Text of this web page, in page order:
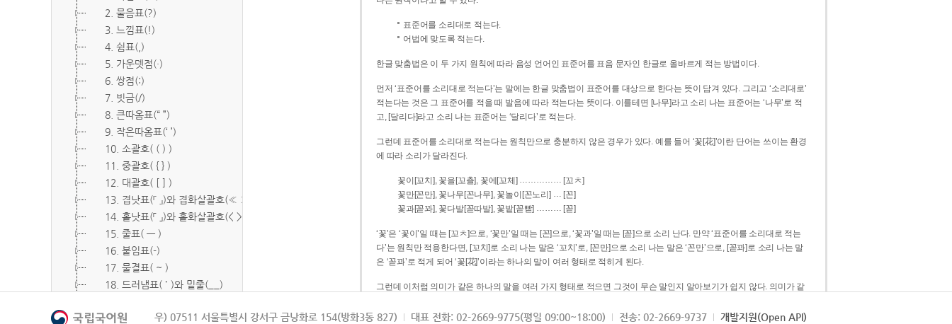
2. 물음표(?)
3. 느낌표(!)
4. 쉼표(,)
5. 가운뎃점(·)
6. 쌍점(:)
7. 빗금(/)
8. 큰따옴표(“ ”)
9. 작은따옴표(‘ ’)
10. 소괄호( ( ) )
11. 중괄호( { } )
12. 대괄호( [ ] )
13. 겹낫표(『 』)와 겹화살괄호(≪ ≫)
14. 홑낫표(「 」)와 홑화살괄호(< >)
15. 줄표( ― )
16. 붙임표(-)
17. 물결표( ~ )
18. 드러냄표( ˙ )와 밑줄(__)
20. 빠짐표( □ )
표준어를 소리대로 적는다.
어법에 맞도록 적는다.
한글 맞춤법은 이 두 가지 원칙에 따라 음성 언어인 표준어를 표음 문자인 한글로 올바르게 적는 방법이다.
먼저 ‘표준어를 소리대로 적는다’는 말에는 한글 맞춤법이 표준어를 대상으로 한다는 뜻이 담겨 있다. 그리고 ‘소리대로’
적는다는 것은 그 표준어를 적을 때 발음에 따라 적는다는 뜻이다. 이를테면 [나무]라고 소리 나는 표준어는 ‘나무’로 적
고, [달리다]라고 소리 나는 표준어는 ‘달리다’로 적는다.
그런데 표준어를 소리대로 적는다는 원칙만으로 충분하지 않은 경우가 있다. 예를 들어 ‘꽃[花]’이란 단어는 쓰이는 환경
에 따라 소리가 달라진다.
꽃이[꼬치], 꽃을[꼬츨], 꽃에[꼬체] …………… [꼬ㅊ]
꽃만[꼰만], 꽃나무[꼰나무], 꽃놀이[꼰노리] … [꼰]
꽃과[꼳꽈], 꽃다발[꼳따발], 꽃밭[꼳빧] ……… [꼳]
‘꽃’은 ‘꽃이’일 때는 [꼬ㅊ]으로, ‘꽃만’일 때는 [꼰]으로, ‘꽃과’일 때는 [꼳]으로 소리 난다. 만약 ‘표준어를 소리대로 적는
다’는 원칙만 적용한다면, [꼬치]로 소리 나는 말은 ‘꼬치’로, [꼰만]으로 소리 나는 말은 ‘꼰만’으로, [꼳꽈]로 소리 나는 말
은 ‘꼳꽈’로 적게 되어 ‘꽃[花]’이라는 하나의 말이 여러 형태로 적히게 된다.
그런데 이처럼 의미가 같은 하나의 말을 여러 가지 형태로 적으면 그것이 무슨 말인지 알아보기가 쉽지 않다. 의미가 같
되게 적는 것이 의미를 파악하는 데 효과적이다.
우) 07511 서울특별시 강서구 금낭화로 154(방화3동 827) 대표 전화: 02-2669-9775(평일 09:00~18:00) 전송: 02-2669-9737 개발지원(Open API)